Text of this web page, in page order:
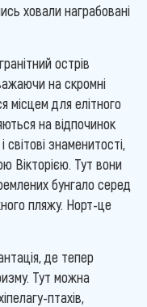
ховали награбовані
острів
на скромні
місцем для елітного
на відпочинок
світові знаменитості,
Вікторією. Тут вони
бунгало серед
пляжу. Норт-це
де тепер
Тут можна
птахів,